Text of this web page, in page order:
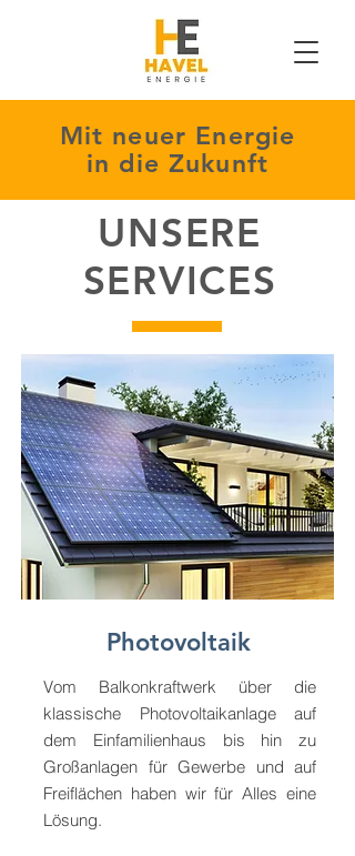
Mit neuer Energie
in die Zukunft
UNSERE
SERVICES
Photovoltaik
Vom Balkonkraftwerk über die
klassische Photovoltaikanlage auf
dem Einfamilienhaus bis hin zu
Großanlagen für Gewerbe und auf
Freiflächen haben wir für Alles eine
Lösung.